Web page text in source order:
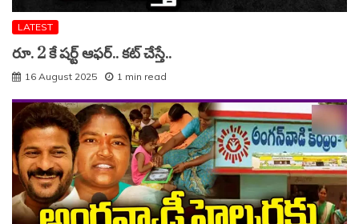
LATEST
రూ. 2 కే షర్ట్ ఆఫర్.. కట్ చేస్తే..
16 August 2025 1 min read